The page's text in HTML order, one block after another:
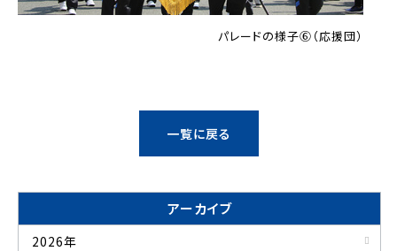
パレードの様子⑥（応援団）
一覧に戻る
アーカイブ
2026年